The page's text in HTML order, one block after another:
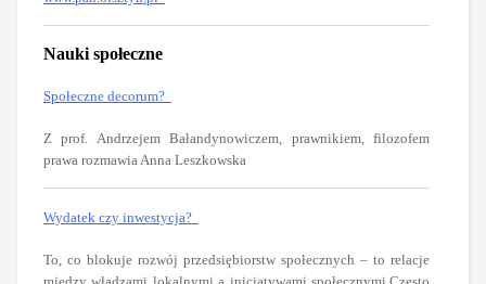
Nauki społeczne
Społeczne decorum?
Z prof. Andrzejem Bałandynowiczem, prawnikiem, filozofem
prawa rozmawia Anna Leszkowska
Wydatek czy inwestycja?
To, co blokuje rozwój przedsiębiorstw społecznych – to relacje